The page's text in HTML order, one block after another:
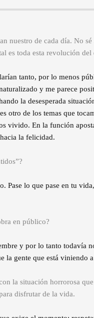
nuestro de cada día. No
es toda esta revolución del
tanto, por lo menos
y me parece
la desesperada
otro de los temas que
vivido. En la función
la felicidad.
Pase lo que pase en tu
en público?
y por lo tanto todavía
la gente que está viniendo
la situación horrorosa
disfrutar de la vida.